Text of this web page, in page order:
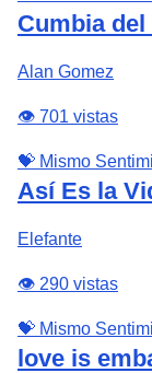
Cumbia
Alan Gomez
👁️ 701 vistas
💝 Mismo
Así Es la
Elefante
👁️ 290 vistas
💝 Mismo
love is